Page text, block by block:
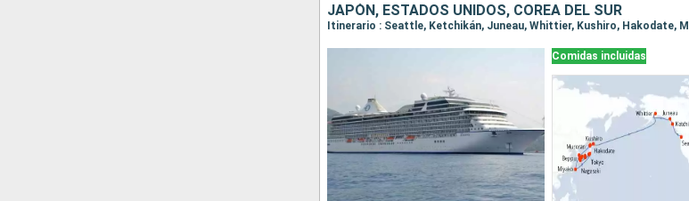
JAPÓN, ESTADOS UNIDOS, COREA DEL SUR
Comidas incluidas